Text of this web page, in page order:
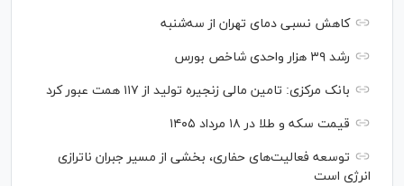
کاهش نسبی دمای تهران از سه‌شنبه
رشد ۳۹ هزار واحدی شاخص بورس
بانک مرکزی: تامین مالی زنجیره تولید از ۱۱۷ همت عبور کرد
قیمت سکه و طلا در ۱۸ مرداد ۱۴۰۵
توسعه فعالیت‌های حفاری، بخشی از مسیر جبران ناترازی
انرژی است